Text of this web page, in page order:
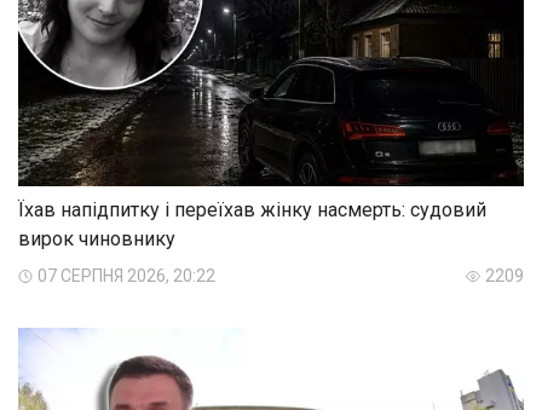
Їхав напідпитку і переїхав жінку насмерть: судовий
вирок чиновнику
07 СЕРПНЯ 2026, 20:22 2209